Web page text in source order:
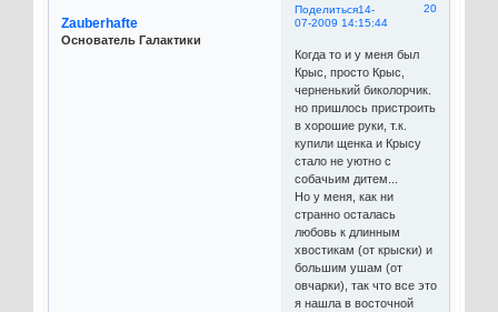
Поделиться 20
14-
07-2009 14:15:44
Zauberhafte
Основатель Галактики
Когда то и у меня был
Крыс, просто Крыс,
черненький биколорчик.
но пришлось пристроить
в хорошие руки, т.к.
купили щенка и Крысу
стало не уютно с
собачьим дитем...
Но у меня, как ни
странно осталась
любовь к длинным
хвостикам (от крыски) и
большим ушам (от
овчарки), так что все это
я нашла в восточной